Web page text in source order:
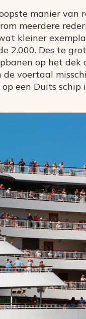
manier van
meerdere
kleiner
2.000. Des te
op het
voertaal
een Duits